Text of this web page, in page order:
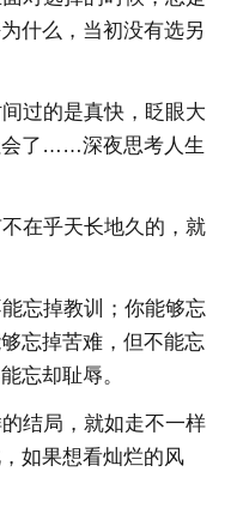
什么，当初没有选另
过的是真快，眨眼大
会了……深夜思考人生
在乎天长地久的，就
忘掉教训；你能够忘
忘掉苦难，但不能忘
忘却耻辱。
结局，就如走不一样
如果想看灿烂的风